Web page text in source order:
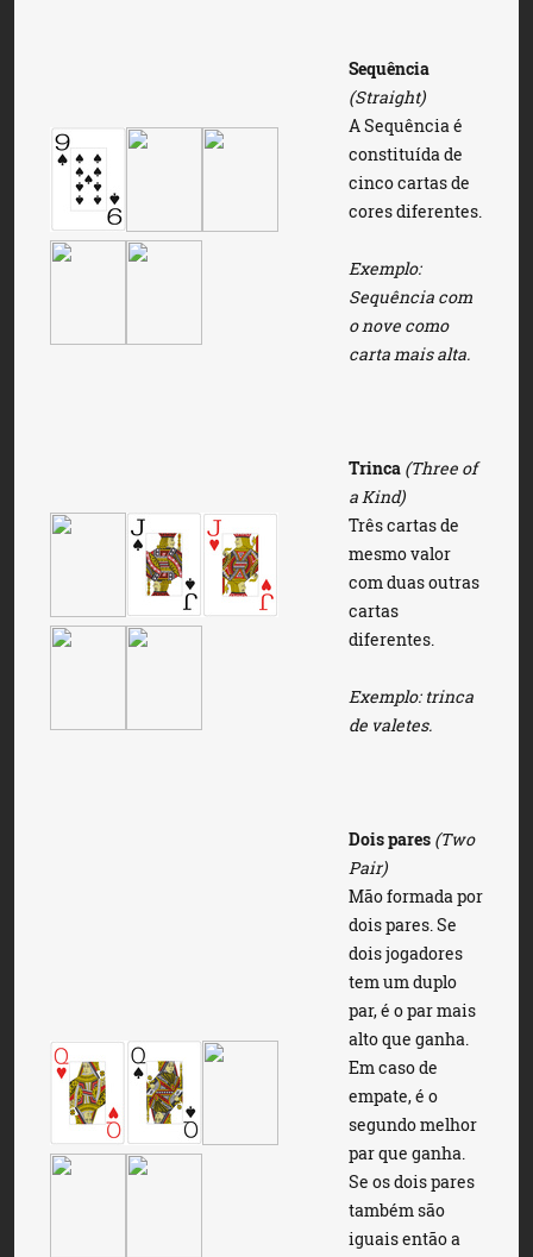
Sequência
(Straight)
A Sequência é
constituída de
cinco cartas de
cores diferentes.
Exemplo:
Sequência com
o nove como
carta mais alta.
Trinca (Three of
a Kind)
Três cartas de
mesmo valor
com duas outras
cartas
diferentes.
Exemplo: trinca
de valetes.
Dois pares (Two
Pair)
Mão formada por
dois pares. Se
dois jogadores
tem um duplo
par, é o par mais
alto que ganha.
Em caso de
empate, é o
segundo melhor
par que ganha.
Se os dois pares
também são
iguais então a